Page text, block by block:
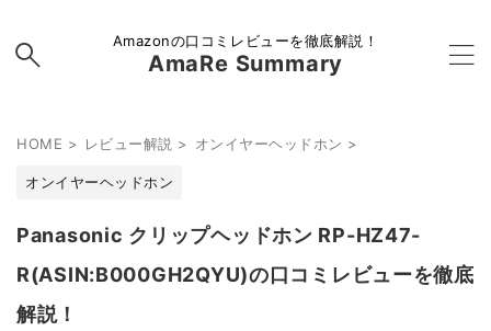
Amazonの口コミレビューを徹底解説！
AmaRe Summary
HOME > レビュー解説 > オンイヤーヘッドホン >
オンイヤーヘッドホン
Panasonic クリップヘッドホン RP-HZ47-
R(ASIN:B000GH2QYU)の口コミレビューを徹底
解説！